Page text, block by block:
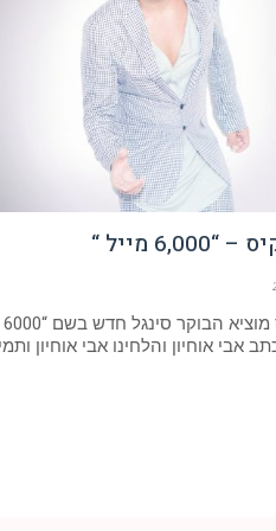
מייל “
ליאור נרקיס מוציא הבוקר סינגל חדש בשם “6000
אבי אוחיון והלחינו אבי אוחיון